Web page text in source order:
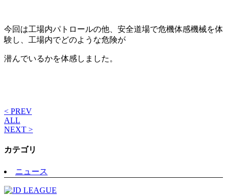
今回は工場内パトロールの他、安全道場で危機体感機械を体
験し、工場内でどのような危険が
潜んでいるかを体感しました。
< PREV
ALL
NEXT >
カテゴリ
ニュース